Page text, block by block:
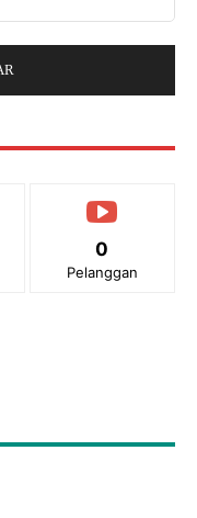
:
e
b
:
0
Pelanggan